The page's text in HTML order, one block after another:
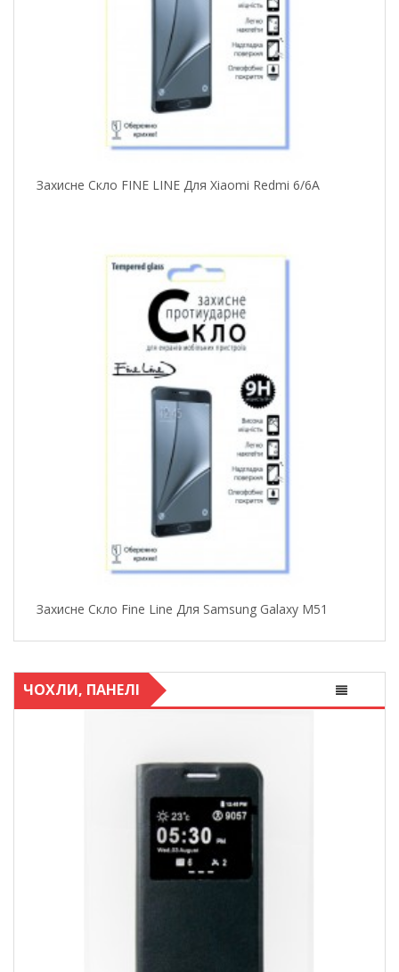
Захисне Скло FINE LINE Для Xiaomi Redmi 6/6A
Захисне Скло Fine Line Для Samsung Galaxy M51
ЧОХЛИ, ПАНЕЛІ